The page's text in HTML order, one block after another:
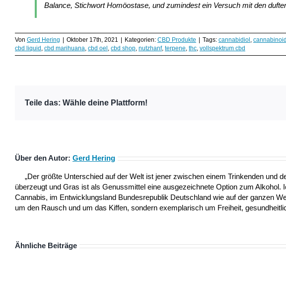
Balance, Stichwort Homöostase, und zumindest ein Versuch mit den
Von Gerd Hering Oktober 17th, 2021 Kategorien: CBD Produkte Tags: cannabidiol ,
cbd liquid , cbd marihuana, cbd oel , cbd shop, nutzhanf, terpene, thc, vollspektrum cbd
Teile das: Wähle deine Plattform!
Über den Autor: Gerd Hering
„Der größte Unterschied auf der Welt ist jener zwischen einem Trinkenden und
überzeugt und Gras ist als Genussmittel eine ausgezeichnete Option zum
Cannabis, im Entwicklungsland Bundesrepublik Deutschland wie auf der ganzen
um den Rausch und um das Kiffen, sondern exemplarisch um Freiheit,
Ähnliche Beiträge